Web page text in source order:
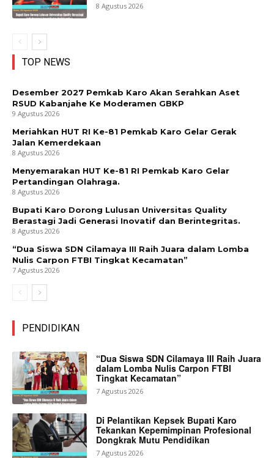
8 Agustus 2026
TOP NEWS
Desember 2027 Pemkab Karo Akan Serahkan Aset
RSUD Kabanjahe Ke Moderamen GBKP
9 Agustus 2026
Meriahkan HUT RI Ke-81 Pemkab Karo Gelar Gerak
Jalan Kemerdekaan
8 Agustus 2026
Menyemarakan HUT Ke-81 RI Pemkab Karo Gelar
Pertandingan Olahraga.
8 Agustus 2026
Bupati Karo Dorong Lulusan Universitas Quality
Berastagi Jadi Generasi Inovatif dan Berintegritas.
8 Agustus 2026
“Dua Siswa SDN Cilamaya III Raih Juara dalam Lomba
Nulis Carpon FTBI Tingkat Kecamatan”
7 Agustus 2026
PENDIDIKAN
“Dua Siswa SDN Cilamaya III Raih Juara
dalam Lomba Nulis Carpon FTBI
Tingkat Kecamatan”
7 Agustus 2026
Di Pelantikan Kepsek Bupati Karo
Tekankan Kepemimpinan Profesional
Dongkrak Mutu Pendidikan
7 Agustus 2026